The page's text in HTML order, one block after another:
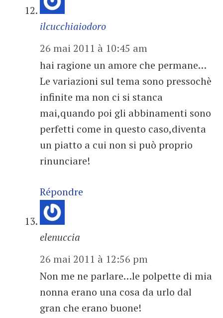
ilcucchiaiodoro
26 mai 2011 à 10:45 am
hai ragione un amore che permane…
Le variazioni sul tema sono pressochè
infinite ma non ci si stanca
mai,quando poi gli abbinamenti sono
perfetti come in questo caso,diventa
un piatto a cui non si può proprio
rinunciare!
Répondre
elenuccia
26 mai 2011 à 12:56 pm
Non me ne parlare…le polpette di mia
nonna erano una cosa da urlo dal
gran che erano buone!